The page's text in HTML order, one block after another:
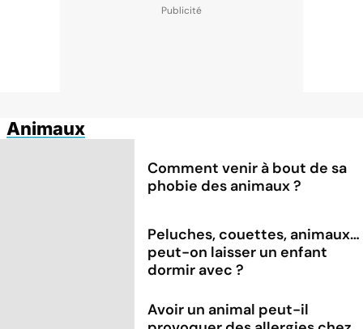
Animaux
Comment venir à bout de sa
phobie des animaux ?
Peluches, couettes, animaux…
peut-on laisser un enfant
dormir avec ?
Avoir un animal peut-il